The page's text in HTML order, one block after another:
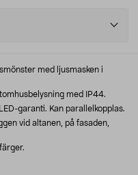
med ljusmasken i
med IP44.
garanti. Kan parallelkopplas.
vid altanen, på fasaden,